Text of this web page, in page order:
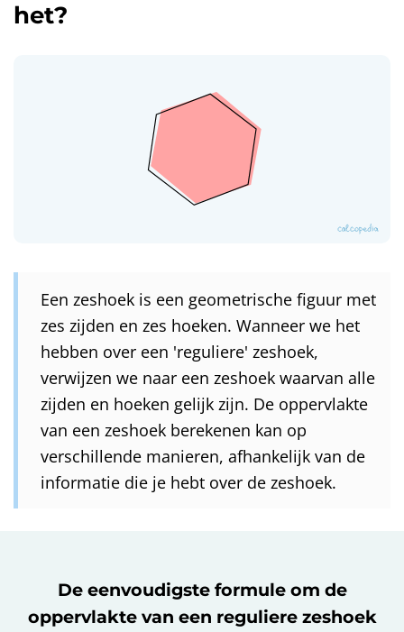
het?
Een zeshoek is een geometrische figuur met
zes zijden en zes hoeken. Wanneer we het
hebben over een 'reguliere' zeshoek,
verwijzen we naar een zeshoek waarvan alle
zijden en hoeken gelijk zijn. De oppervlakte
van een zeshoek berekenen kan op
verschillende manieren, afhankelijk van de
informatie die je hebt over de zeshoek.
De eenvoudigste formule om de
oppervlakte van een reguliere zeshoek